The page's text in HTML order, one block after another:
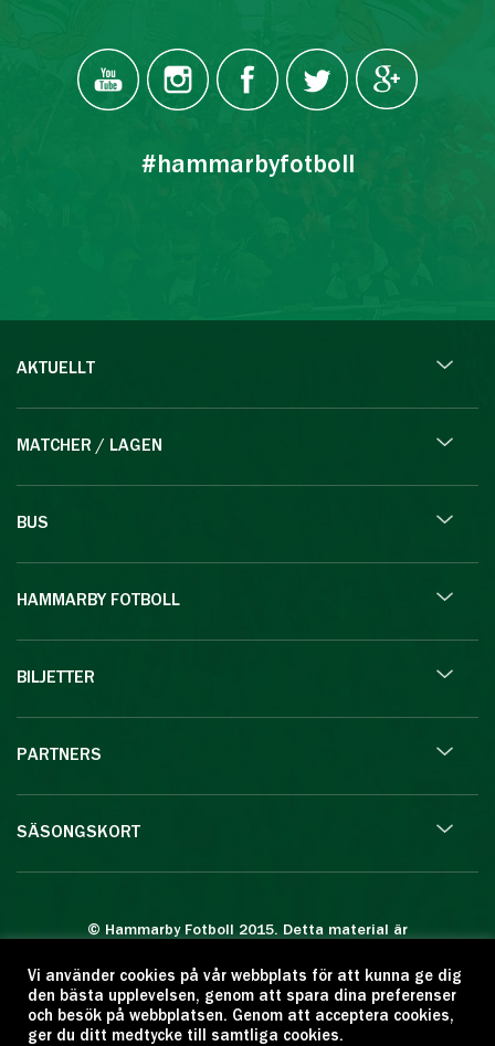
#hammarbyfotboll
AKTUELLT
MATCHER / LAGEN
BUS
HAMMARBY FOTBOLL
BILJETTER
PARTNERS
SÄSONGSKORT
© Hammarby Fotboll 2015. Detta material är
Eftertryck eller annan kopiering är förbjuden.
Citera oss gärna men ange källan:
www.hammarbyfotboll.se. Ansvarig utgivare:
Vi använder cookies på vår webbplats för att kunna ge dig
den bästa upplevelsen, genom att spara dina preferenser
och besök på webbplatsen. Genom att acceptera cookies,
ger du ditt medtycke till samtliga cookies.